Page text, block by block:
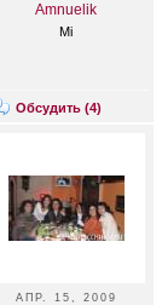
Amnuelik
Mi
Обсудить (4)
АПР. 15, 2009